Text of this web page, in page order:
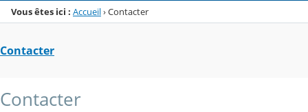
Vous êtes ici : Accueil›Contacter
Contacter
Contacter